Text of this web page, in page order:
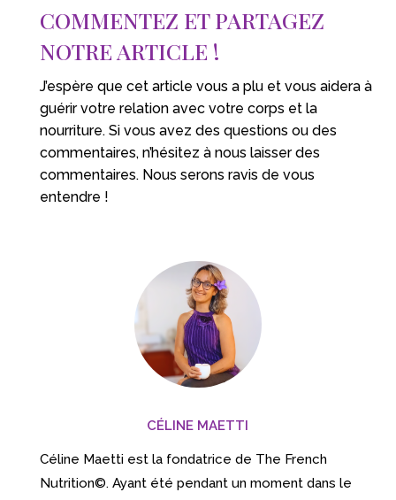
COMMENTEZ ET PARTAGEZ
NOTRE ARTICLE !
J’espère que cet article vous a plu et vous aidera à
guérir votre relation avec votre corps et la
nourriture. Si vous avez des questions ou des
commentaires, n’hésitez à nous laisser des
commentaires. Nous serons ravis de vous
entendre !
CÉLINE MAETTI
Céline Maetti est la fondatrice de The French
Nutrition©. Ayant été pendant un moment dans le